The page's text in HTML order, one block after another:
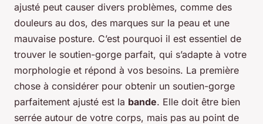
ajusté peut causer divers problèmes, comme des
douleurs au dos, des marques sur la peau et une
mauvaise posture. C’est pourquoi il est essentiel de
trouver le soutien-gorge parfait, qui s’adapte à votre
morphologie et répond à vos besoins. La première
chose à considérer pour obtenir un soutien-gorge
parfaitement ajusté est la bande. Elle doit être bien
serrée autour de votre corps, mais pas au point de